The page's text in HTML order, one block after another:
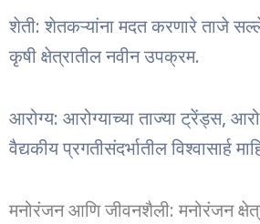
शेती: शेतकऱ्यांना मदत करणारे ताजे
कृषी क्षेत्रातील नवीन उपक्रम.
आरोग्य: आरोग्याच्या ताज्या ट्रेंड्स,
वैद्यकीय प्रगतीसंदर्भातील विश्वासार्ह
मनोरंजन आणि जीवनशैली: मनोरंजन